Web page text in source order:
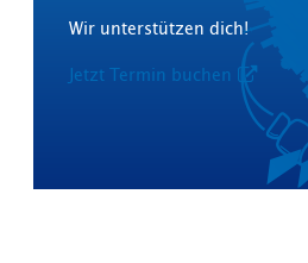
Wir unterstützen dich!
Jetzt Termin buchen